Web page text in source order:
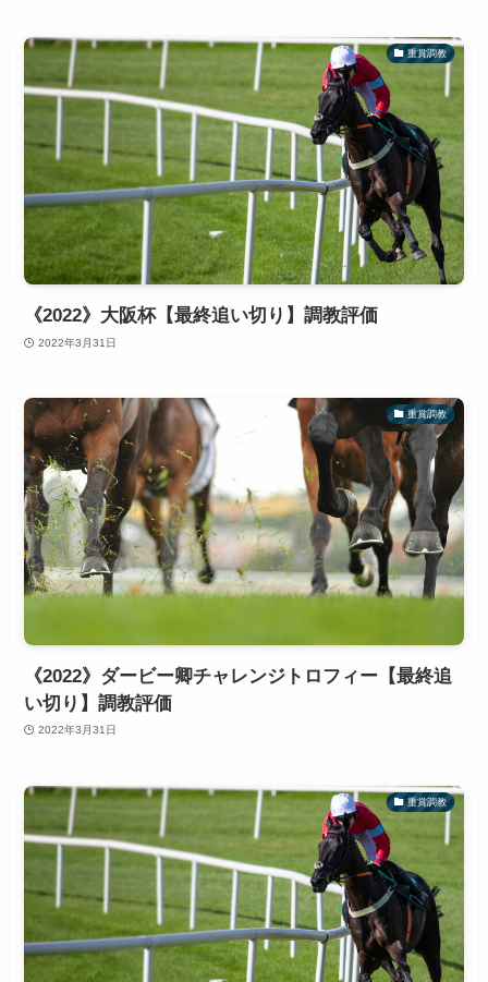
重賞調教
《2022》大阪杯【最終追い切り】調教評価
2022年3月31日
重賞調教
《2022》ダービー卿チャレンジトロフィー【最終追
い切り】調教評価
2022年3月31日
重賞調教